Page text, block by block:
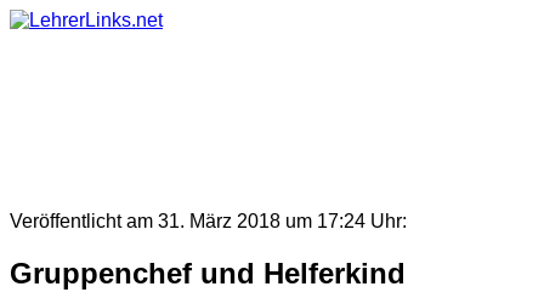
Skip
Veröffentlicht am 31. März 2018 um 17:24 Uhr:
Gruppenchef und Helferkind